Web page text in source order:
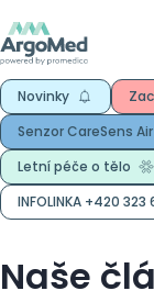
Novinky
Senzor CareSens Air
Letní péče o tělo
INFOLINKA +420 323
Naše